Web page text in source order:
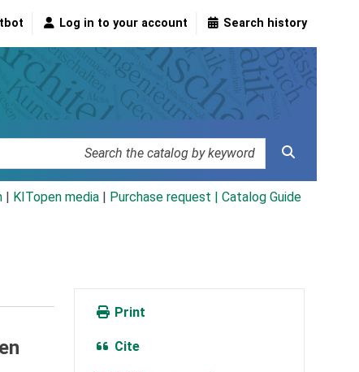
Log in to your account Search history
KITopen media Purchase request | Catalog Guide
Print
Cite